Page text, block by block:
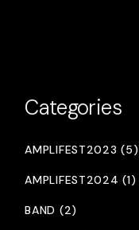
Categories
AMPLIFEST2023 (5)
AMPLIFEST2024 (1)
BAND (2)